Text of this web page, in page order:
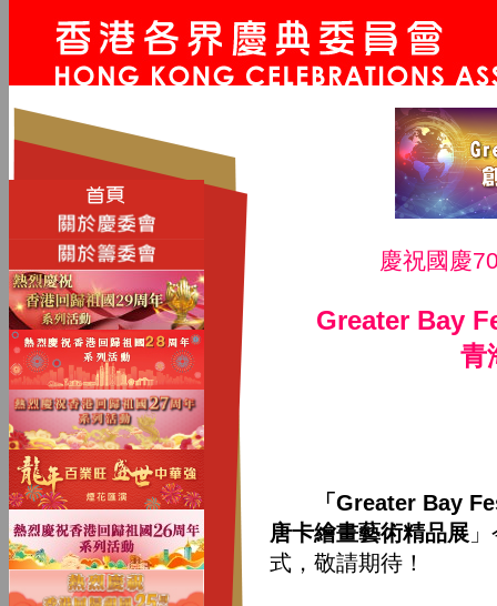
慶祝國慶
Greater Bay
青
「Greater Bay
唐卡繪畫藝術精品展
式，敬請期待！